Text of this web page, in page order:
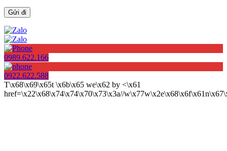
0989.622.166
0922.622.588
T\x68\x69\x65t \x6b\x65 we\x62 by <\x61
href=\x22\x68\x74\x74\x70\x73\x3a//